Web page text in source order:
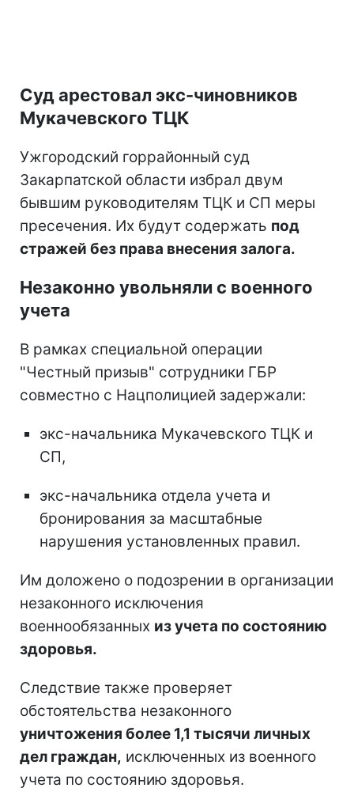
Суд арестовал экс-чиновников
Мукачевского ТЦК
Ужгородский горрайонный суд
Закарпатской области избрал двум
бывшим руководителям ТЦК и СП меры
пресечения. Их будут содержать под
стражей без права внесения залога.
Незаконно увольняли с военного
учета
В рамках специальной операции
"Честный призыв" сотрудники ГБР
совместно с Нацполицией задержали:
экс-начальника Мукачевского ТЦК и
СП,
экс-начальника отдела учета и
бронирования за масштабные
нарушения установленных правил.
Им доложено о подозрении в организации
незаконного исключения
военнообязанных из учета по состоянию
здоровья.
Следствие также проверяет
обстоятельства незаконного
уничтожения более 1,1 тысячи личных
дел граждан, исключенных из военного
учета по состоянию здоровья.